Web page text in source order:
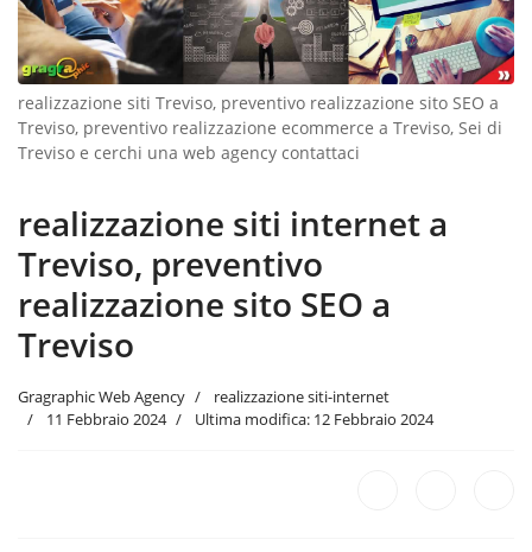
realizzazione siti Treviso, preventivo realizzazione sito SEO a
Treviso, preventivo realizzazione ecommerce a Treviso, Sei di
Treviso e cerchi una web agency contattaci
realizzazione siti internet a
Treviso, preventivo
realizzazione sito SEO a
Treviso
Gragraphic Web Agency
realizzazione siti-internet
11 Febbraio 2024
Ultima modifica: 12 Febbraio 2024